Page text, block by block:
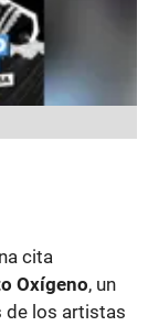
cita
Oxígeno, un
de los artistas